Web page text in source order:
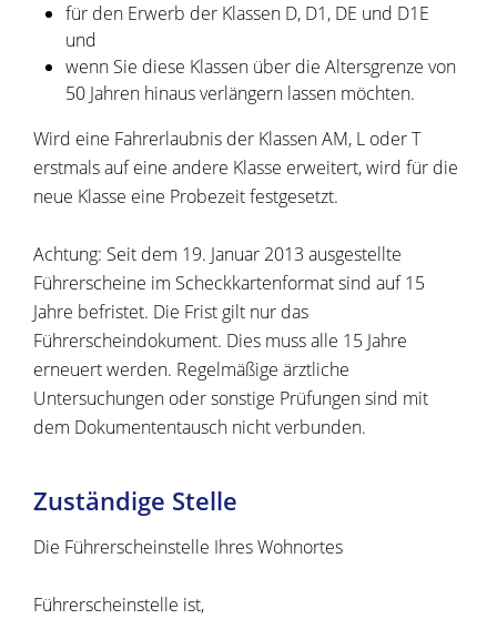
für den Erwerb der Klassen D, D1, DE und D1E
und
wenn Sie diese Klassen über die Altersgrenze von
50 Jahren hinaus verlängern lassen möchten.
Wird eine Fahrerlaubnis der Klassen AM, L oder T
erstmals auf eine andere Klasse erweitert, wird für die
neue Klasse eine Probezeit festgesetzt.
Achtung: Seit dem 19. Januar 2013 ausgestellte
Führerscheine im Scheckkartenformat sind auf 15
Jahre befristet. Die Frist gilt nur das
Führerscheindokument. Dies muss alle 15 Jahre
erneuert werden. Regelmäßige ärztliche
Untersuchungen oder sonstige Prüfungen sind mit
dem Dokumententausch nicht verbunden.
Zuständige Stelle
Die Führerscheinstelle Ihres Wohnortes
Führerscheinstelle ist,